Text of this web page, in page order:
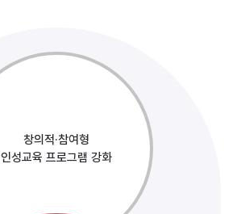
창의적·참여형
인성교육 프로그램 강화